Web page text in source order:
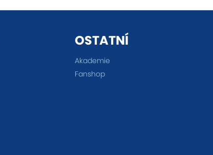
OSTATNÍ
Akademie
Fanshop